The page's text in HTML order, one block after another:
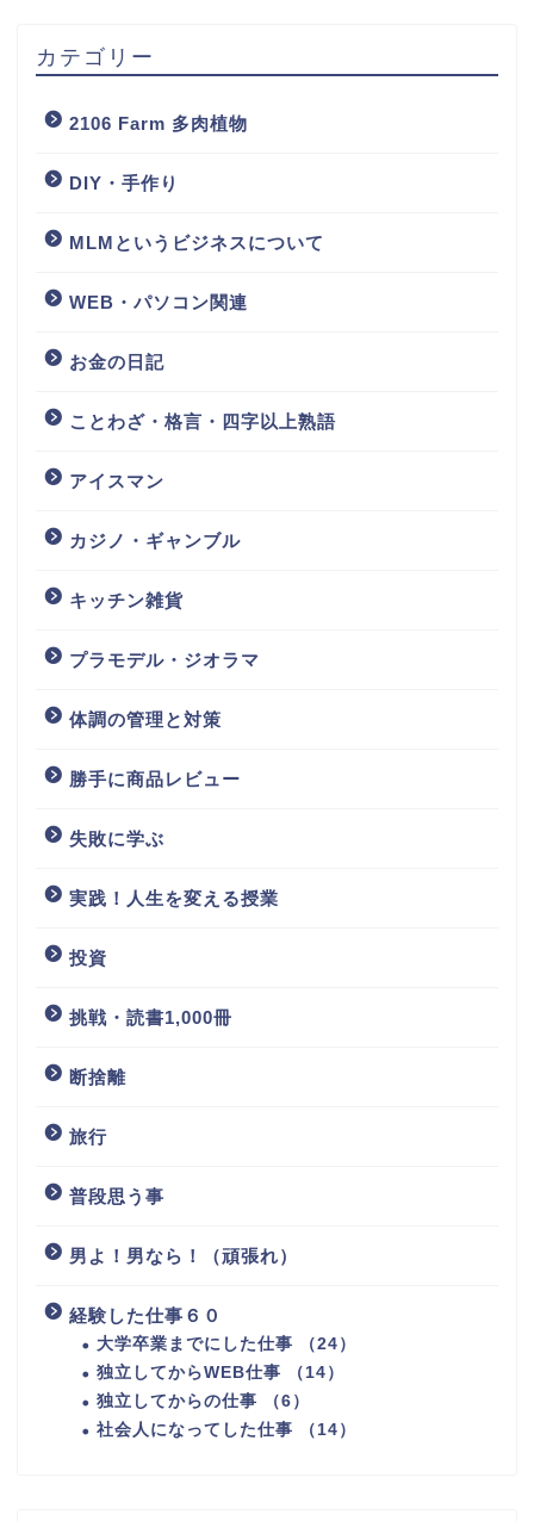
カテゴリー
2106 Farm 多肉植物
DIY・手作り
MLMというビジネスについて
WEB・パソコン関連
お金の日記
ことわざ・格言・四字以上熟語
アイスマン
カジノ・ギャンブル
キッチン雑貨
プラモデル・ジオラマ
体調の管理と対策
勝手に商品レビュー
失敗に学ぶ
実践！人生を変える授業
投資
挑戦・読書1,000冊
断捨離
旅行
普段思う事
男よ！男なら！（頑張れ）
経験した仕事６０
大学卒業までにした仕事 （24）
独立してからWEB仕事 （14）
独立してからの仕事 （6）
社会人になってした仕事 （14）